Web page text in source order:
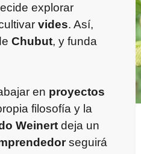
explorar
vides. Así,
Chubut, y funda
en proyectos
filosofía y la
Weinert deja un
seguirá